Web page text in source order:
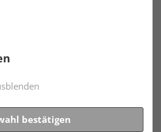
- Ueberwachung
bestätigen